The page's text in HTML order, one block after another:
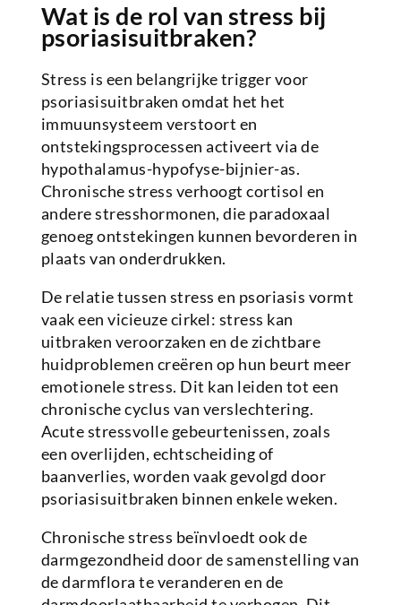
Wat is de rol van stress bij
psoriasisuitbraken?
Stress is een belangrijke trigger voor
psoriasisuitbraken omdat het het
immuunsysteem verstoort en
ontstekingsprocessen activeert via de
hypothalamus-hypofyse-bijnier-as.
Chronische stress verhoogt cortisol en
andere stresshormonen, die paradoxaal
genoeg ontstekingen kunnen bevorderen in
plaats van onderdrukken.
De relatie tussen stress en psoriasis vormt
vaak een vicieuze cirkel: stress kan
uitbraken veroorzaken en de zichtbare
huidproblemen creëren op hun beurt meer
emotionele stress. Dit kan leiden tot een
chronische cyclus van verslechtering.
Acute stressvolle gebeurtenissen, zoals
een overlijden, echtscheiding of
baanverlies, worden vaak gevolgd door
psoriasisuitbraken binnen enkele weken.
Chronische stress beïnvloedt ook de
darmgezondheid door de samenstelling van
de darmflora te veranderen en de